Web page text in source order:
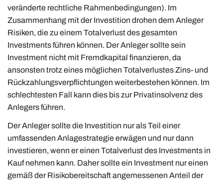
veränderte rechtliche Rahmenbedingungen). Im
Zusammenhang mit der Investition drohen dem Anleger
Risiken, die zu einem Totalverlust des gesamten
Investments führen können. Der Anleger sollte sein
Investment nicht mit Fremdkapital finanzieren, da
ansonsten trotz eines möglichen Totalverlustes Zins- und
Rückzahlungsverpflichtungen weiterbestehen können. Im
schlechtesten Fall kann dies bis zur Privatinsolvenz des
Anlegers führen.
Der Anleger sollte die Investition nur als Teil einer
umfassenden Anlagestrategie erwägen und nur dann
investieren, wenn er einen Totalverlust des Investments in
Kauf nehmen kann. Daher sollte ein Investment nur einen
gemäß der Risikobereitschaft angemessenen Anteil der